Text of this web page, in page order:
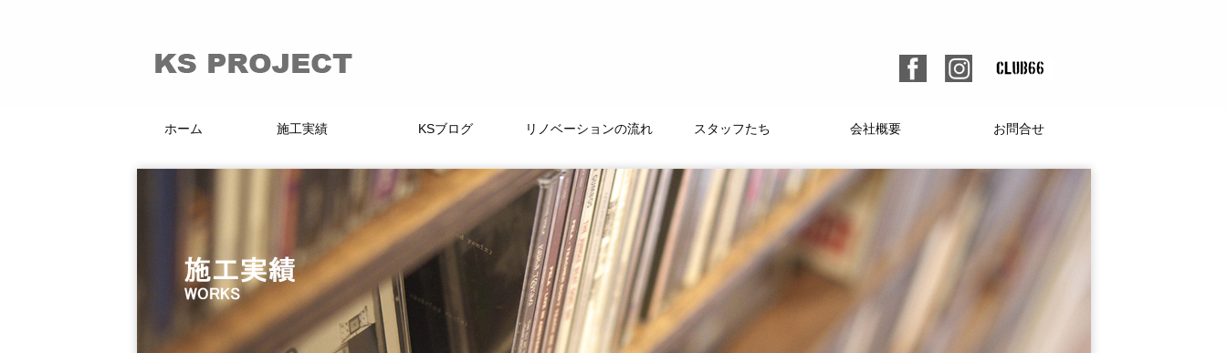
ホーム 施工実績 KSブログ リノベーションの流れ スタッフたち 会社概要 お問合せ